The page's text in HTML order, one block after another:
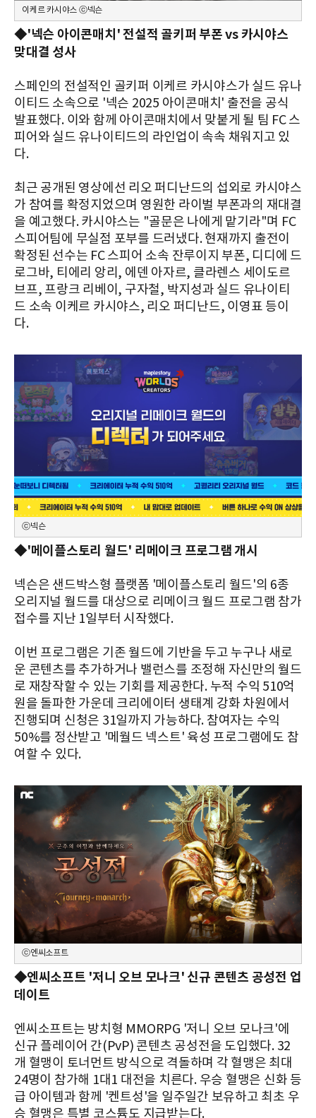
이케르 카시야스 ⓒ넥슨
◆'넥슨 아이콘매치' 전설적 골키퍼 부폰 vs 카시야스
맞대결 성사
스페인의 전설적인 골키퍼 이케르 카시야스가 실드 유나
이티드 소속으로 '넥슨 2025 아이콘매치' 출전을 공식
발표했다. 이와 함께 아이콘매치에서 맞붙게 될 팀 FC 스
피어와 실드 유나이티드의 라인업이 속속 채워지고 있
다.
최근 공개된 영상에선 리오 퍼디난드의 섭외로 카시야스
가 참여를 확정지었으며 영원한 라이벌 부폰과의 재대결
을 예고했다. 카시야스는 "골문은 나에게 맡기라"며 FC
스피어팀에 무실점 포부를 드러냈다. 현재까지 출전이
확정된 선수는 FC 스피어 소속 잔루이지 부폰, 디디에 드
로그바, 티에리 앙리, 에덴 아자르, 클라렌스 세이도르
브프, 프랑크 리베이, 구자철, 박지성과 실드 유나이티
드 소속 이케르 카시야스, 리오 퍼디난드, 이영표 등이
다.
ⓒ넥슨
◆'메이플스토리 월드' 리메이크 프로그램 개시
넥슨은 샌드박스형 플랫폼 '메이플스토리 월드'의 6종
오리지널 월드를 대상으로 리메이크 월드 프로그램 참가
접수를 지난 1일부터 시작했다.
이번 프로그램은 기존 월드에 기반을 두고 누구나 새로
운 콘텐츠를 추가하거나 밸런스를 조정해 자신만의 월드
로 재창작할 수 있는 기회를 제공한다. 누적 수익 510억
원을 돌파한 가운데 크리에이터 생태계 강화 차원에서
진행되며 신청은 31일까지 가능하다. 참여자는 수익
50%를 정산받고 '메월드 넥스트' 육성 프로그램에도 참
여할 수 있다.
ⓒ엔씨소프트
◆엔씨소프트 '저니 오브 모나크' 신규 콘텐츠 공성전 업
데이트
엔씨소프트는 방치형 MMORPG '저니 오브 모나크'에
신규 플레이어 간(PvP) 콘텐츠 공성전을 도입했다. 32
개 혈맹이 토너먼트 방식으로 격돌하며 각 혈맹은 최대
24명이 참가해 1대1 대전을 치른다. 우승 혈맹은 신화 등
급 아이템과 함께 '켄트성'을 일주일간 보유하고 최초 우
승 혈맹은 특별 코스튬도 지급받는다.